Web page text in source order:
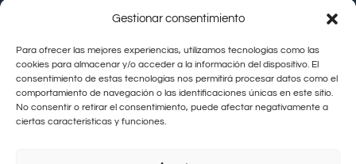
Gestionar consentimiento
Para ofrecer las mejores experiencias, utilizamos tecnologías como las
cookies para almacenar y/o acceder a la información del dispositivo. El
consentimiento de estas tecnologías nos permitirá procesar datos como el
comportamiento de navegación o las identificaciones únicas en este sitio.
No consentir o retirar el consentimiento, puede afectar negativamente a
ciertas características y funciones.